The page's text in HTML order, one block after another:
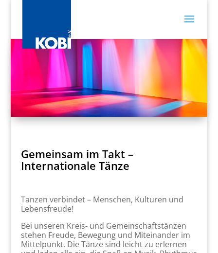
Gemeinsam im Takt –
Internationale Tänze
Tanzen verbindet – Menschen, Kulturen und
Lebensfreude!
Bei unseren Kreis- und Gemeinschaftstänzen
stehen Freude, Bewegung und Miteinander im
Mittelpunkt. Die Tänze sind leicht zu erlernen